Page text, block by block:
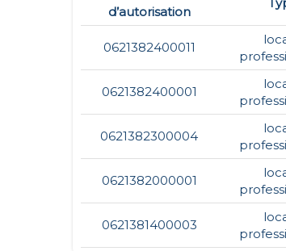
d’autorisation
0621382400011
0621382400001
0621382300004
0621382000001
0621381400003